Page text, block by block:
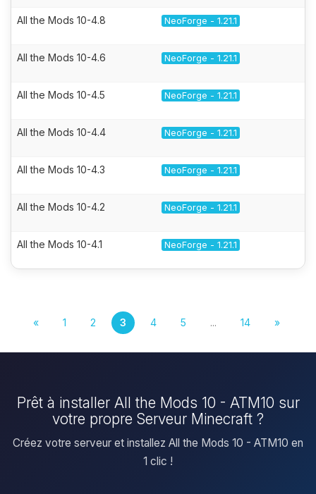
All the Mods 10-4.8 NeoForge - 1.21.1
All the Mods 10-4.6 NeoForge - 1.21.1
All the Mods 10-4.5 NeoForge - 1.21.1
All the Mods 10-4.4 NeoForge - 1.21.1
All the Mods 10-4.3 NeoForge - 1.21.1
All the Mods 10-4.2 NeoForge - 1.21.1
All the Mods 10-4.1 NeoForge - 1.21.1
« 1 2 3 4 5 ... 14 »
Prêt à installer All the Mods 10 - ATM10 sur
votre propre Serveur Minecraft ?
Créez votre serveur et installez All the Mods 10 - ATM10 en
1 clic !